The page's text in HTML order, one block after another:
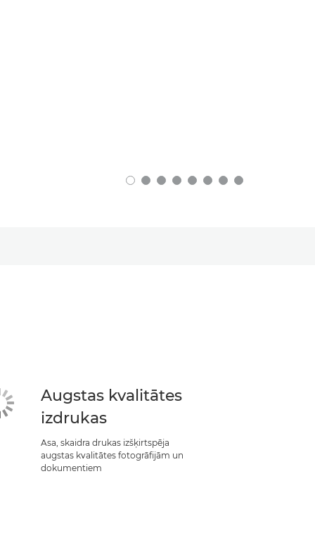
Augstas kvalitātes
izdrukas
Asa, skaidra drukas izšķirtspēja
augstas kvalitātes fotogrāfijām un
dokumentiem